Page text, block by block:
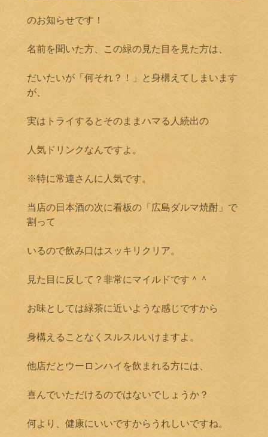
のお知らせです！
名前を聞いた方、この緑の見た目を見た方は、
だいたいが「何それ？！」と身構えてしまいます
が、
実はトライするとそのままハマる人続出の
人気ドリンクなんですよ。
※特に常連さんに人気です。
当店の日本酒の次に看板の「広島ダルマ焼酎」で
割って
いるので飲み口はスッキリクリア。
見た目に反して？非常にマイルドです＾＾
お味としては緑茶に近いような感じですから
身構えることなくスルスルいけますよ。
他店だとウーロンハイを飲まれる方には、
喜んでいただけるのではないでしょうか？
何より、健康にいいですからうれしいですね。